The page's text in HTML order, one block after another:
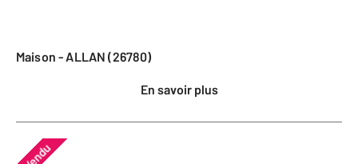
Maison - ALLAN (26780)
En savoir plus
Vendu